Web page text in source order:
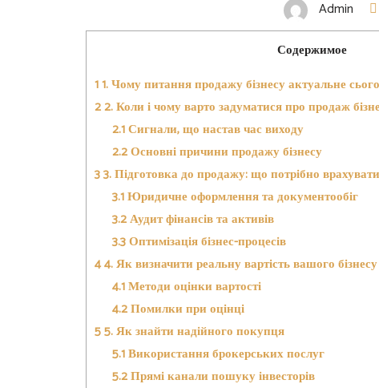
Admin
Содержимое
11. Чому питання продажу бізнесу актуальне
22. Коли і чому варто задуматися про продаж
2.1Сигнали, що настав час виходу
2.2Основні причини продажу бізнесу
33. Підготовка до продажу: що потрібно врахувати
3.1Юридичне оформлення та документообіг
3.2Аудит фінансів та активів
3.3Оптимізація бізнес-процесів
44. Як визначити реальну вартість вашого бізнесу
4.1Методи оцінки вартості
4.2Помилки при оцінці
55. Як знайти надійного покупця
5.1Використання брокерських послуг
5.2Прямі канали пошуку інвесторів